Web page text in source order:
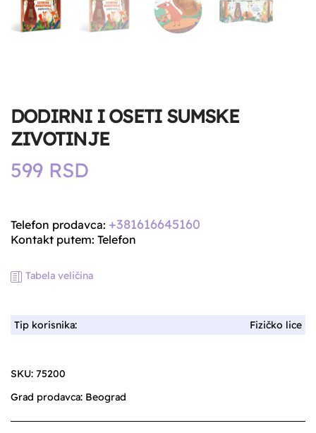
DODIRNI I OSETI SUMSKE
ZIVOTINJE
599 RSD
Telefon prodavca: +381616645160
Kontakt putem: Telefon
Tabela veličina
Tip korisnika: Fizičko lice
SKU: 75200
Grad prodavca: Beograd